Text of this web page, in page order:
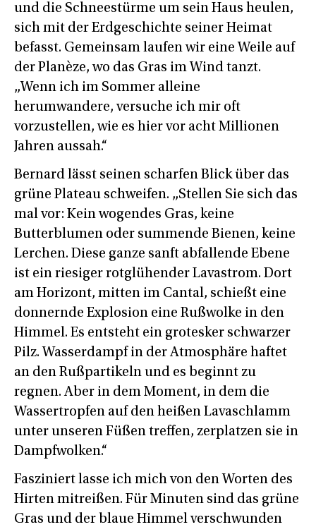
und die Schneestürme um sein Haus heulen,
sich mit der Erdgeschichte seiner Heimat
befasst. Gemeinsam laufen wir eine Weile auf
der Planèze, wo das Gras im Wind tanzt.
„Wenn ich im Sommer alleine
herumwandere, versuche ich mir oft
vorzustellen, wie es hier vor acht Millionen
Jahren aussah.“
Bernard lässt seinen scharfen Blick über das
grüne Plateau schweifen. „Stellen Sie sich das
mal vor: Kein wogendes Gras, keine
Butterblumen oder summende Bienen, keine
Lerchen. Diese ganze sanft abfallende Ebene
ist ein riesiger rotglühender Lavastrom. Dort
am Horizont, mitten im Cantal, schießt eine
donnernde Explosion eine Rußwolke in den
Himmel. Es entsteht ein grotesker schwarzer
Pilz. Wasserdampf in der Atmosphäre haftet
an den Rußpartikeln und es beginnt zu
regnen. Aber in dem Moment, in dem die
Wassertropfen auf den heißen Lavaschlamm
unter unseren Füßen treffen, zerplatzen sie in
Dampfwolken.“
Fasziniert lasse ich mich von den Worten des
Hirten mitreißen. Für Minuten sind das grüne
Gras und der blaue Himmel verschwunden